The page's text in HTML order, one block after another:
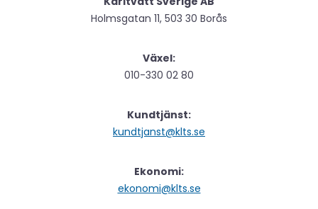
Holmsgatan 11, 503 30 Borås
Växel:
010-330 02 80
Kundtjänst:
kundtjanst@klts.se
Ekonomi:
ekonomi@klts.se